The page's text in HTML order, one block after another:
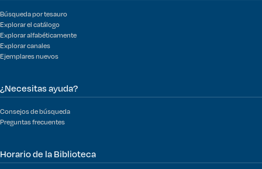
Búsqueda por tesauro
Explorar el catálogo
Explorar alfabéticamente
Explorar canales
Ejemplares nuevos
¿Necesitas ayuda?
Consejos de búsqueda
Preguntas frecuentes
Horario de la Biblioteca